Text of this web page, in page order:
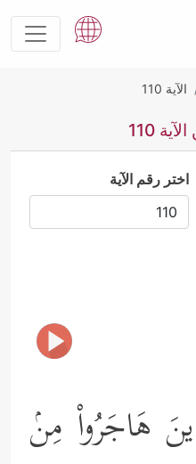
الآية 110
110
اختر رقم الآية
هَاجَرُواْ مِنۢ